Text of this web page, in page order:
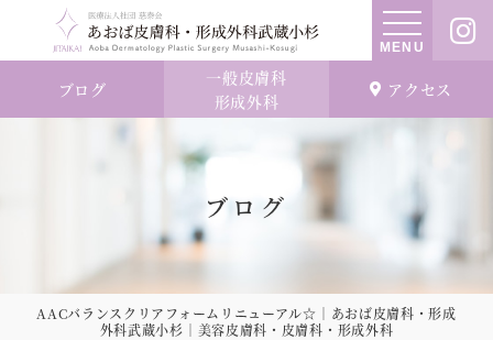
MENU
ブログ
一般皮膚科
形成外科
アクセス
ブログ
AACバランスクリアフォームリニューアル☆｜あおば皮膚科・形成
外科武蔵小杉｜美容皮膚科・皮膚科・形成外科